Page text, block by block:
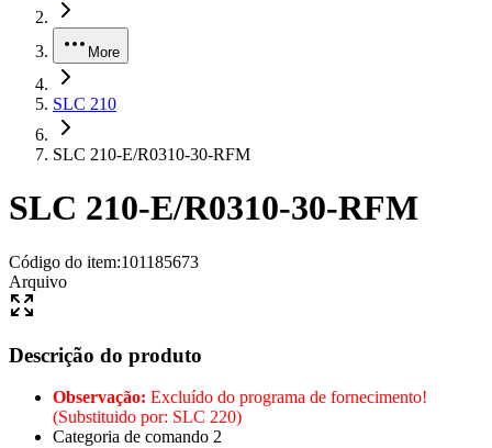
More
SLC 210
SLC 210-E/R0310-30-RFM
SLC 210-E/R0310-30-RFM
Código do item:101185673
Arquivo
Descrição do produto
Observação: Excluído do programa de fornecimento!
(Substituido por: SLC 220)
Categoria de comando 2